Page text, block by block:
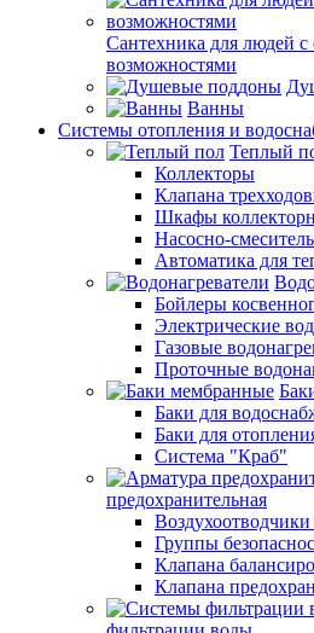
Сантехника для людей
возможностями
Ванны
Системы отопления и
Теплый
Коллекторы
Клапана
Шкафы
Насосно-
Автоматика для
Бойлеры
Электрические
Газовые
Проточные
Баки для
Баки для
Система "Краб"
предохранительная
Группы
Клапана
Клапана